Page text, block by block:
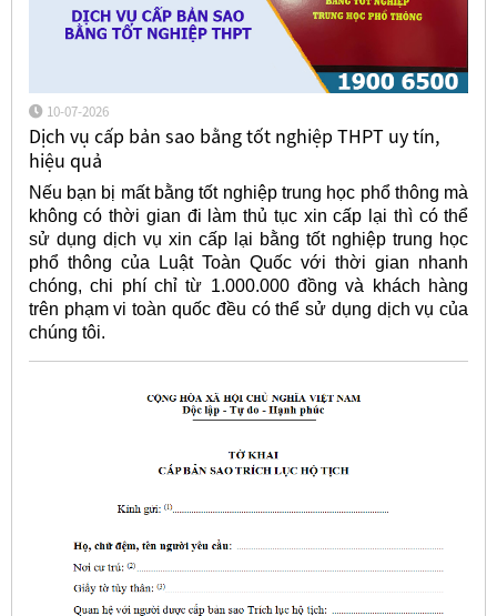
10-07-2026
Dịch vụ cấp bản sao bằng tốt nghiệp THPT uy tín,
hiệu quả
Nếu bạn bị mất bằng tốt nghiệp trung học phổ thông mà
không có thời gian đi làm thủ tục xin cấp lại thì có thể
sử dụng dịch vụ xin cấp lại bằng tốt nghiệp trung học
phổ thông của Luật Toàn Quốc với thời gian nhanh
chóng, chi phí chỉ từ 1.000.000 đồng và khách hàng
trên phạm vi toàn quốc đều có thể sử dụng dịch vụ của
chúng tôi.